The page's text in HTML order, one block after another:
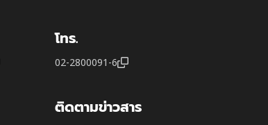
โทร.
02-2800091-6
ติดตามข่าวสาร